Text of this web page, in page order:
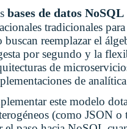
bases de datos NoSQL
tradicionales
buscan reemplazar el
por segundo y la
de
de
este modelo
(como JSON